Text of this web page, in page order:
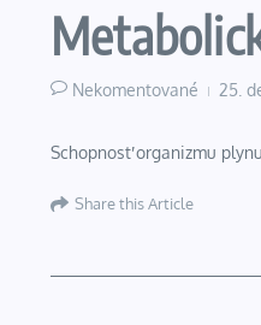
Nekomentované 25.
Schopnosť organizmu
Share this Article